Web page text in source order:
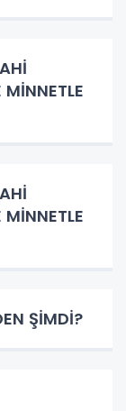
ŞİMDİ?